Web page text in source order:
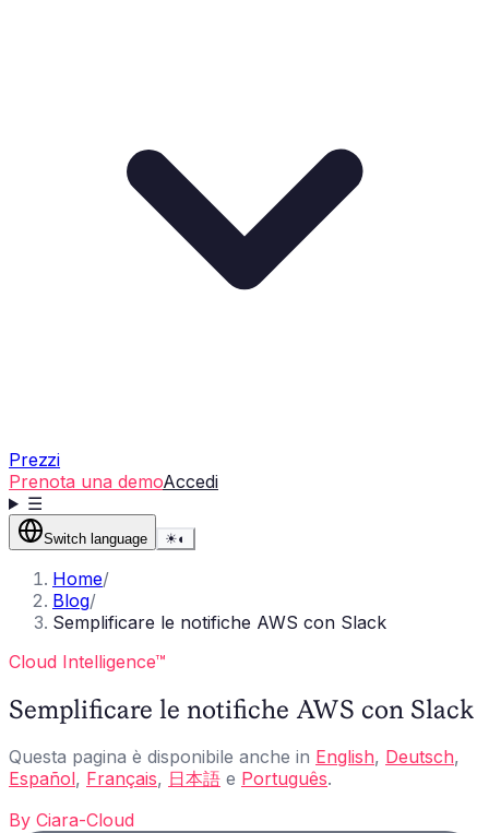
Prezzi
Prenota una demoAccedi
☰
Switch language ☀◐
Home/
Blog/
Semplificare le notifiche AWS con Slack
Cloud Intelligence™
Semplificare le notifiche AWS con Slack
Questa pagina è disponibile anche in English, Deutsch,
Español, Français, 日本語 e Português.
By Ciara-Cloud